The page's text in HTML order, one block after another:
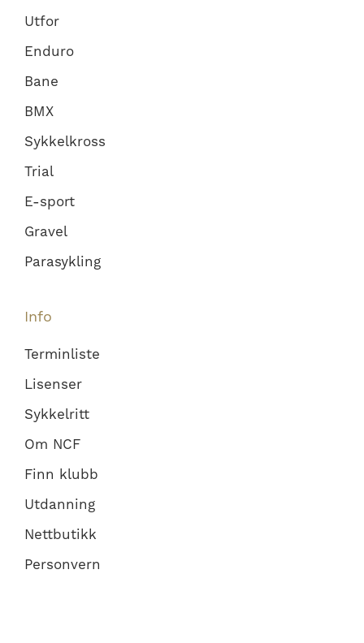
Utfor
Enduro
Bane
BMX
Sykkelkross
Trial
E-sport
Gravel
Parasykling
Info
Terminliste
Lisenser
Sykkelritt
Om NCF
Finn klubb
Utdanning
Nettbutikk
Personvern